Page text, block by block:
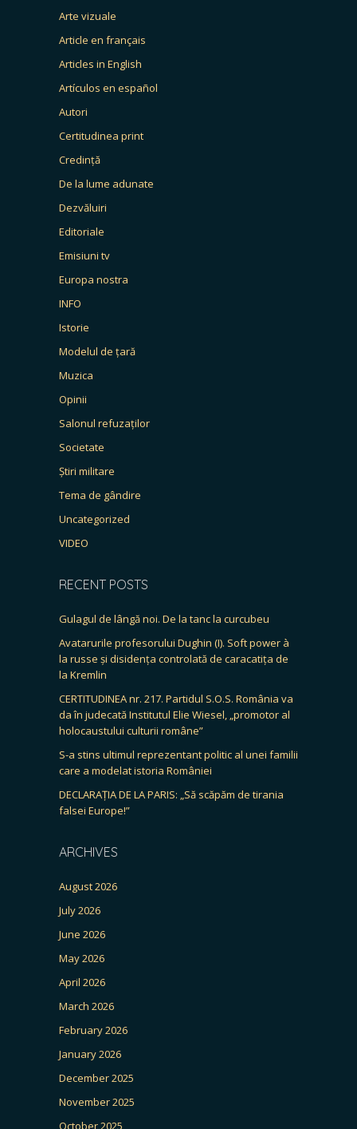
Arte vizuale
Article en français
Articles in English
Artículos en español
Autori
Certitudinea print
Credință
De la lume adunate
Dezvăluiri
Editoriale
Emisiuni tv
Europa nostra
INFO
Istorie
Modelul de țară
Muzica
Opinii
Salonul refuzaților
Societate
Știri militare
Tema de gândire
Uncategorized
VIDEO
RECENT POSTS
Gulagul de lângă noi. De la tanc la curcubeu
Avatarurile profesorului Dughin (I). Soft power à
la russe și disidența controlată de caracatița de
la Kremlin
CERTITUDINEA nr. 217. Partidul S.O.S. România va
da în judecată Institutul Elie Wiesel, „promotor al
holocaustului culturii române”
S-a stins ultimul reprezentant politic al unei familii
care a modelat istoria României
DECLARAȚIA DE LA PARIS: „Să scăpăm de tirania
falsei Europe!”
ARCHIVES
August 2026
July 2026
June 2026
May 2026
April 2026
March 2026
February 2026
January 2026
December 2025
November 2025
October 2025